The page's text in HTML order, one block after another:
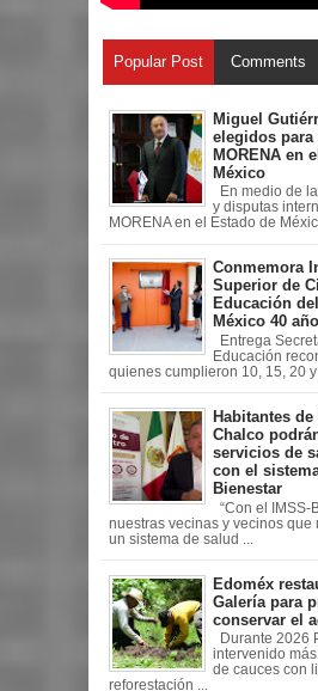
Popular Post Comments
Miguel
elegidos
MORENA en
México
En medio de
y disputas
MORENA en el Estado de
Conmemora
Superior de
Educación
México 40
Entrega
Educación
quienes cumplieron 10, 15, 20 y
Habitantes
Chalco
servicios de
con el
Bienestar
“Con el IMSS-
nuestras vecinas y vecinos que
un sistema de salud ...
Edoméx
Galería para
conservar el
Durante 2026
intervenido
de cauces con
reforestación ...